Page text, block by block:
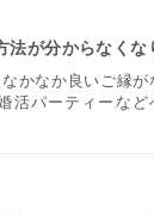
法が分からなくな
かなか良いご縁が
活パーティーな
ところ、 どれが自